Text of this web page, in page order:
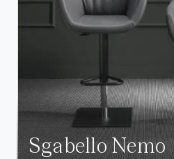
Sgabello Nemo